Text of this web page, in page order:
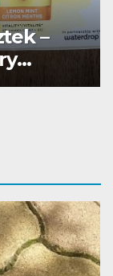
teszt